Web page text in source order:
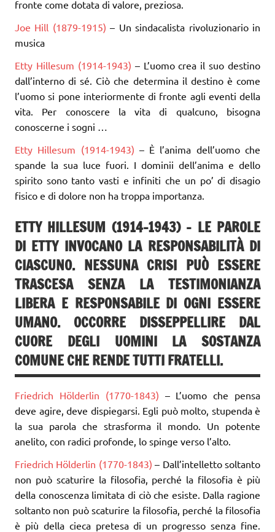
fronte come dotata di valore, preziosa.
Joe Hill (1879-1915)– Un sindacalista rivoluzionario in
musica
Etty Hillesum (1914-1943) – L’uomo crea il suo destino
dall’interno di sé. Ciò che determina il destino è come
l’uomo si pone interiormente di fronte agli eventi della
vita. Per conoscere la vita di qualcuno, bisogna
conoscerne i sogni …
Etty Hillesum (1914-1943) – È l’anima dell’uomo che
spande la sua luce fuori. I dominii dell’anima e dello
spirito sono tanto vasti e infiniti che un po’ di disagio
fisico e di dolore non ha troppa importanza.
ETTY HILLESUM (1914-1943) – LE PAROLE
DI ETTY INVOCANO LA RESPONSABILITÀ DI
CIASCUNO. NESSUNA CRISI PUÒ ESSERE
TRASCESA SENZA LA TESTIMONIANZA
LIBERA E RESPONSABILE DI OGNI ESSERE
UMANO. OCCORRE DISSEPPELLIRE DAL
CUORE DEGLI UOMINI LA SOSTANZA
COMUNE CHE RENDE TUTTI FRATELLI.
Friedrich Hölderlin (1770-1843) – L’uomo che pensa
deve agire, deve dispiegarsi. Egli può molto, stupenda è
la sua parola che strasforma il mondo. Un potente
anelito, con radici profonde, lo spinge verso l’alto.
Friedrich Hölderlin (1770-1843)– Dall’intelletto soltanto
non può scaturire la filosofia, perché la filosofia è più
della conoscenza limitata di ciò che esiste. Dalla ragione
soltanto non può scaturire la filosofia, perché la filosofia
è più della cieca pretesa di un progresso senza fine.